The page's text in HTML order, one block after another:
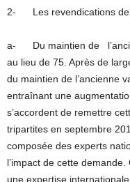
2- Les revendications de
a- Du maintien de
au lieu de 75. Après de
du maintien de l’ancienne
entraînant une
s’accordent de remettre
tripartites en septembre
composée des experts
l’impact de cette
une expertise